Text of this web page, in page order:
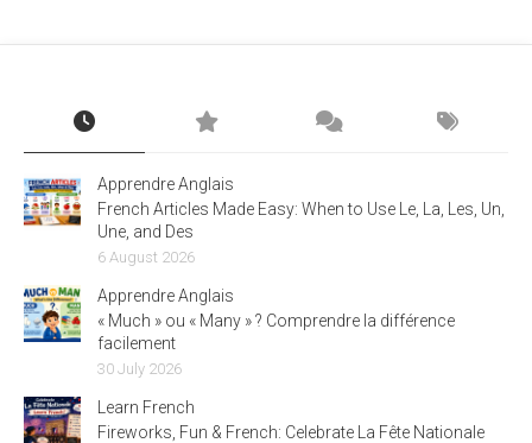
Apprendre Anglais
French Articles Made Easy: When to Use Le, La, Les, Un,
Une, and Des
6 August 2026
Apprendre Anglais
« Much » ou « Many » ? Comprendre la différence
facilement
30 July 2026
Learn French
Fireworks, Fun & French: Celebrate La Fête Nationale